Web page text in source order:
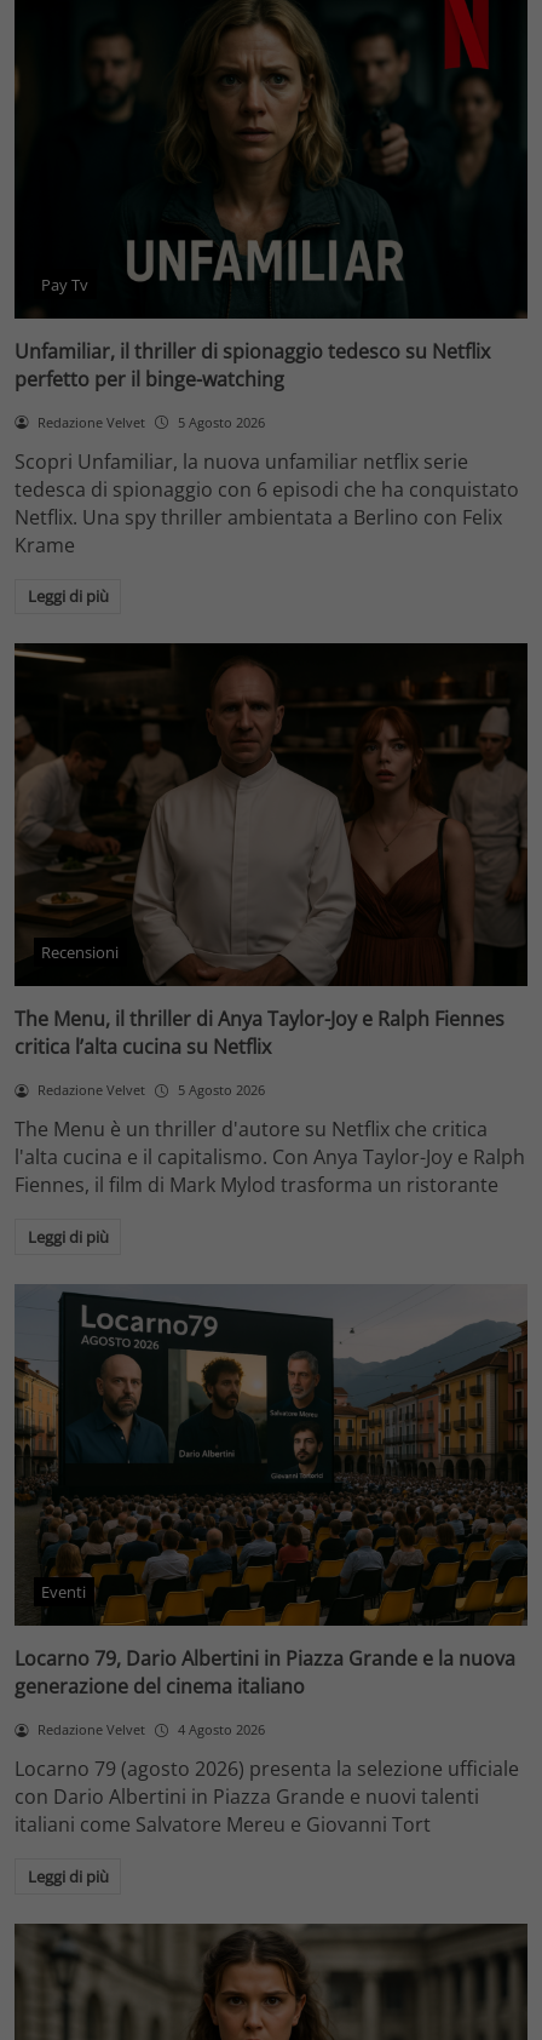
Pay Tv
Unfamiliar, il thriller di spionaggio tedesco su Netflix
perfetto per il binge-watching
Redazione Velvet 5 Agosto 2026
Scopri Unfamiliar, la nuova unfamiliar netflix serie
tedesca di spionaggio con 6 episodi che ha conquistato
Netflix. Una spy thriller ambientata a Berlino con Felix
Krame
Leggi di più
Recensioni
The Menu, il thriller di Anya Taylor-Joy e Ralph Fiennes
critica l’alta cucina su Netflix
Redazione Velvet 5 Agosto 2026
The Menu è un thriller d'autore su Netflix che critica
l'alta cucina e il capitalismo. Con Anya Taylor-Joy e Ralph
Fiennes, il film di Mark Mylod trasforma un ristorante
Leggi di più
Eventi
Locarno 79, Dario Albertini in Piazza Grande e la nuova
generazione del cinema italiano
Redazione Velvet 4 Agosto 2026
Locarno 79 (agosto 2026) presenta la selezione ufficiale
con Dario Albertini in Piazza Grande e nuovi talenti
italiani come Salvatore Mereu e Giovanni Tort
Leggi di più